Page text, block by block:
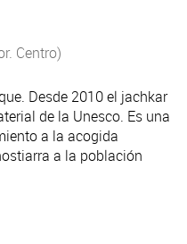
Centro)
Desde 2010 el jachkar
de la Unesco. Es una
a la acogida
a la población